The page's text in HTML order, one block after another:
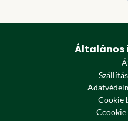
Általános
Cookie